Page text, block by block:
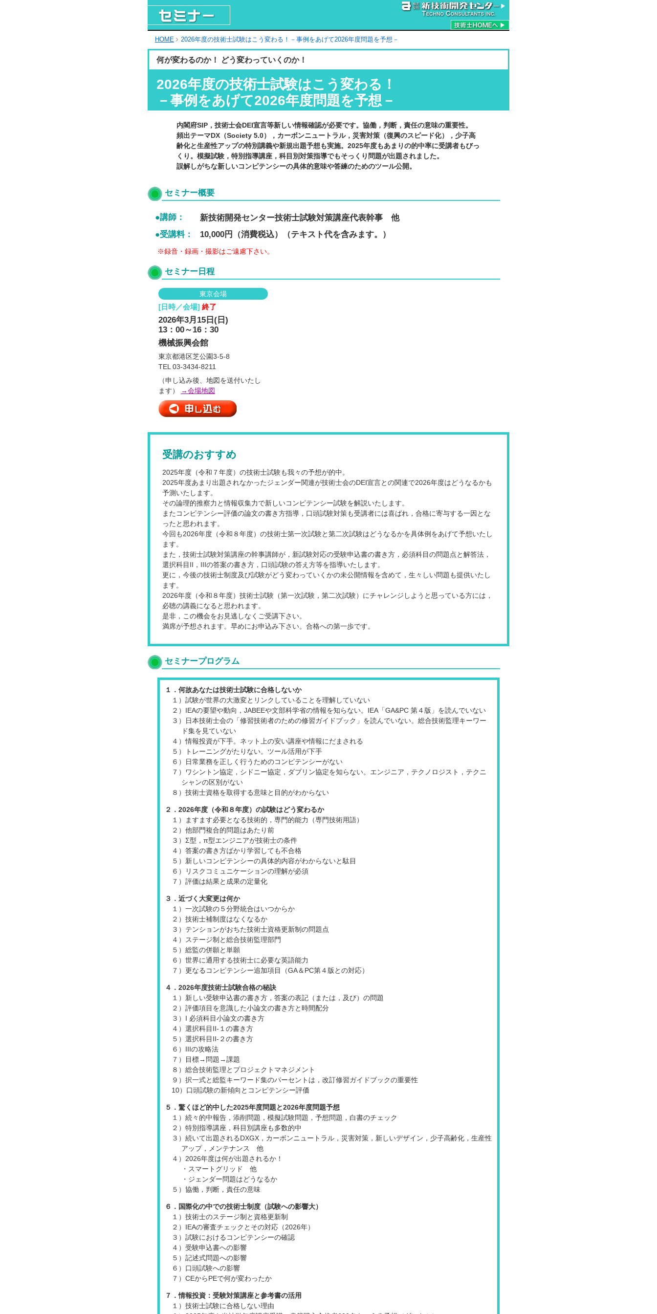
HOME 2026年度の技術士試験はこう変わる！－事例をあげて2026年度問題を予想－
何が変わるのか！ どう変わっていくのか！
2026年度の技術士試験はこう変わる！
－事例をあげて2026年度問題を予想－
内閣府SIP，技術士会DEI宣言等新しい情報確認が必要です。協働，判断，責任の意味の重要性。
頻出テーマDX（Society 5.0），カーボンニュートラル，災害対策（復興のスピード化），少子高
齢化と生産性アップの特別講義や新規出題予想も実施。2025年度もあまりの的中率に受講者もびっ
くり。模擬試験，特別指導講座，科目別対策指導でもそっくり問題が出題されました。
誤解しがちな新しいコンピテンシーの具体的意味や答練のためのツール公開。
セミナー概要
●講師：
新技術開発センター技術士試験対策講座代表幹事 他
●受講料：
10,000円（消費税込）（テキスト代を含みます。）
※録音・録画・撮影はご遠慮下さい。
セミナー日程
東京会場
[日時／会場] 終了
2026年3月15日(日)
13：00～16：30
機械振興会館
東京都港区芝公園3-5-8
TEL 03-3434-8211
（申し込み後、地図を送付いたし
ます）
→会場地図
受講のおすすめ
2025年度（令和７年度）の技術士試験も我々の予想が的中。
2025年度あまり出題されなかったジェンダー関連が技術士会のDEI宣言との関連で2026年度はどうなるかも
予測いたします。
その論理的推察力と情報収集力で新しいコンピテンシー試験を解説いたします。
またコンピテンシー評価の論文の書き方指導，口頭試験対策も受講者には喜ばれ，合格に寄与する一因とな
ったと思われます。
今回も2026年度（令和８年度）の技術士第一次試験と第二次試験はどうなるかを具体例をあげて予想いたし
ます。
また，技術士試験対策講座の幹事講師が，新試験対応の受験申込書の書き方，必須科目の問題点と解答法，
選択科目II，IIIの答案の書き方，口頭試験の答え方等を指導いたします。
更に，今後の技術士制度及び試験がどう変わっていくかの未公開情報を含めて，生々しい問題も提供いたし
ます。
2026年度（令和８年度）技術士試験（第一次試験，第二次試験）にチャレンジしようと思っている方には，
必聴の講義になると思われます。
是非，この機会をお見逃しなくご受講下さい。
満席が予想されます。早めにお申込み下さい。合格への第一歩です。
セミナープログラム
１．何故あなたは技術士試験に合格しないか
１）試験が世界の大激変とリンクしていることを理解していない
２）IEAの要望や動向，JABEEや文部科学省の情報を知らない。IEA「GA&PC 第４版」を読んでいない
３）日本技術士会の「修習技術者のための修習ガイドブック」を読んでいない。総合技術監理キーワー
ド集を見ていない
４）情報投資が下手。ネット上の安い講座や情報にだまされる
５）トレーニングがたりない。ツール活用が下手
６）日常業務を正しく行うためのコンピテンシーがない
７）ワシントン協定，シドニー協定，ダブリン協定を知らない。エンジニア，テクノロジスト，テクニ
シャンの区別がない
８）技術士資格を取得する意味と目的がわからない
２．2026年度（令和８年度）の試験はどう変わるか
１）ますます必要となる技術的，専門的能力（専門技術用語）
２）他部門複合的問題はあたり前
３）Σ型，π型エンジニアが技術士の条件
４）答案の書き方ばかり学習しても不合格
５）新しいコンピテンシーの具体的内容がわからないと駄目
６）リスクコミュニケーションの理解が必須
７）評価は結果と成果の定量化
３．近づく大変更は何か
１）一次試験の５分野統合はいつからか
２）技術士補制度はなくなるか
３）テンションがおちた技術士資格更新制の問題点
４）ステージ制と総合技術監理部門
５）総監の併願と単願
６）世界に通用する技術士に必要な英語能力
７）更なるコンピテンシー追加項目（GA＆PC第４版との対応）
４．2026年度技術士試験合格の秘訣
１）新しい受験申込書の書き方，答案の表記（または，及び）の問題
２）評価項目を意識した小論文の書き方と時間配分
３）I 必須科目小論文の書き方
４）選択科目II-１の書き方
５）選択科目II-２の書き方
６）IIIの攻略法
７）目標→問題→課題
８）総合技術監理とプロジェクトマネジメント
９）択一式と総監キーワード集のパーセントは，改訂修習ガイドブックの重要性
10）口頭試験の新傾向とコンピテンシー評価
５．驚くほど的中した2025年度問題と2026年度問題予想
１）続々的中報告，添削問題，模擬試験問題，予想問題，白書のチェック
２）特別指導講座，科目別講座も多数的中
３）続いて出題されるDXGX，カーボンニュートラル，災害対策，新しいデザイン，少子高齢化，生産性
アップ，メンテナンス 他
４）2026年度は何が出題されるか！
・スマートグリッド 他
・ジェンダー問題はどうなるか
５）協働，判断，責任の意味
６．国際化の中での技術士制度（試験への影響大）
１）技術士のステージ制と資格更新制
２）IEAの審査チェックとその対応（2026年）
３）試験におけるコンピテンシーの確認
４）受験申込書への影響
５）記述式問題への影響
６）口頭試験への影響
７）CEからPEで何が変わったか
７．情報投資：受験対策講座と参考書の活用
１）技術士試験に合格しない理由